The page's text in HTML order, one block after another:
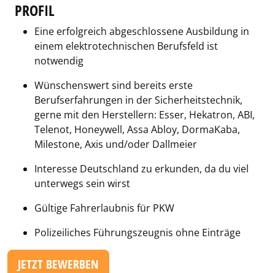
PROFIL
Eine erfolgreich abgeschlossene Ausbildung in
einem elektrotechnischen Berufsfeld ist
notwendig
Wünschenswert sind bereits erste
Berufserfahrungen in der Sicherheitstechnik,
gerne mit den Herstellern: Esser, Hekatron, ABI,
Telenot, Honeywell, Assa Abloy, DormaKaba,
Milestone, Axis und/oder Dallmeier
Interesse Deutschland zu erkunden, da du viel
unterwegs sein wirst
Gültige Fahrerlaubnis für PKW
Polizeiliches Führungszeugnis ohne Einträge
JETZT BEWERBEN